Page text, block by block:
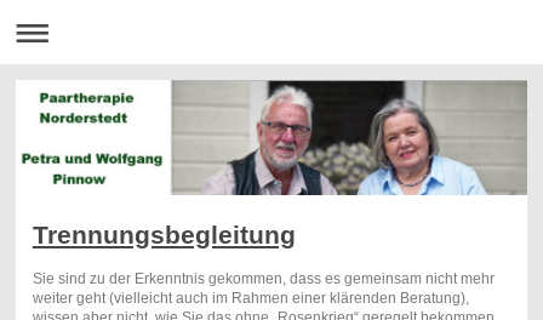
Trennungsbegleitung
Sie sind zu der Erkenntnis gekommen, dass es gemeinsam nicht mehr
weiter geht (vielleicht auch im Rahmen einer klärenden Beratung),